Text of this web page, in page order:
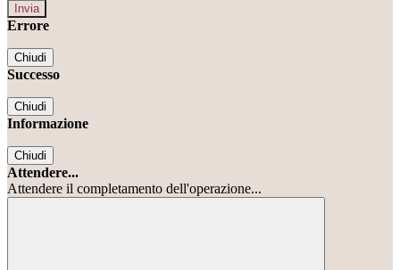
Errore
Chiudi
Successo
Chiudi
Informazione
Chiudi
Attendere...
Attendere il completamento dell'operazione...